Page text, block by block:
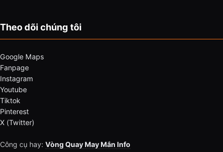
Theo dõi chúng tôi
Google Maps
Fanpage
Instagram
Youtube
Tiktok
Pinterest
X (Twitter)
Công cụ hay: Vòng Quay May Mắn Info